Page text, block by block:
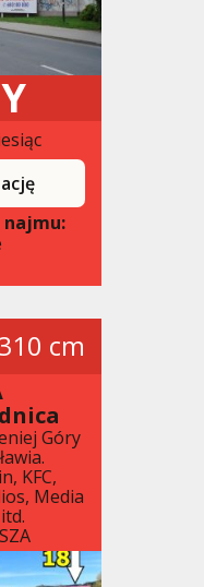
najmu:
cm
Góry
KFC,
Media